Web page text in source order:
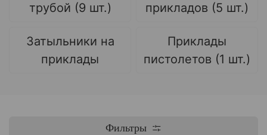
трубой (9 шт.)
прикладов (5 шт.)
Затыльники на
приклады
Приклады
пистолетов (1 шт.)
Фильтры